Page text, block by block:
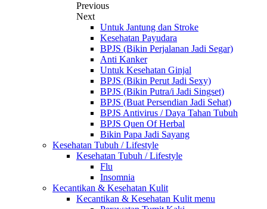
Previous
Next
Untuk Jantung dan Stroke
Kesehatan Payudara
BPJS (Bikin Perjalanan Jadi Segar)
Anti Kanker
Untuk Kesehatan Ginjal
BPJS (Bikin Perut Jadi Sexy)
BPJS (Bikin Putra/i Jadi Singset)
BPJS (Buat Persendian Jadi Sehat)
BPJS Antivirus / Daya Tahan Tubuh
BPJS Quen Of Herbal
Bikin Papa Jadi Sayang
Kesehatan Tubuh / Lifestyle
Kesehatan Tubuh / Lifestyle
Flu
Insomnia
Kecantikan & Kesehatan Kulit
Kecantikan & Kesehatan Kulit menu